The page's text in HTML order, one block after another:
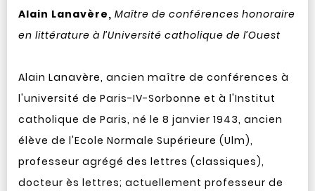
Alain Lanavère, Maître de conférences honoraire
en littérature à l’Université catholique de l’Ouest
Alain Lanavère, ancien maître de conférences à
l'université de Paris-IV-Sorbonne et à l'Institut
catholique de Paris, né le 8 janvier 1943, ancien
élève de l'Ecole Normale Supérieure (Ulm),
professeur agrégé des lettres (classiques),
docteur ès lettres; actuellement professeur de